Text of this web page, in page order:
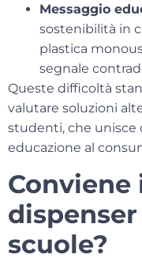
Messaggio
sostenibilità in
plastica
segnale
Queste difficoltà
valutare soluzioni
studenti, che unisce
educazione al
scuole?